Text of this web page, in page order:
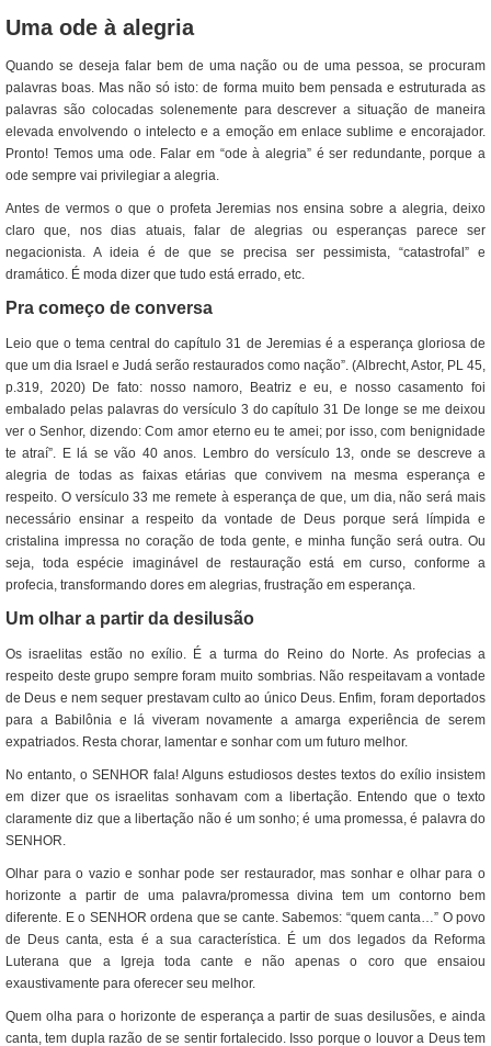
Uma ode à alegria
Quando se deseja falar bem de uma nação ou de uma pessoa, se procuram
palavras boas. Mas não só isto: de forma muito bem pensada e estruturada as
palavras são colocadas solenemente para descrever a situação de maneira
elevada envolvendo o intelecto e a emoção em enlace sublime e encorajador.
Pronto! Temos uma ode. Falar em “ode à alegria” é ser redundante, porque a
ode sempre vai privilegiar a alegria.
Antes de vermos o que o profeta Jeremias nos ensina sobre a alegria, deixo
claro que, nos dias atuais, falar de alegrias ou esperanças parece ser
negacionista. A ideia é de que se precisa ser pessimista, “catastrofal” e
dramático. É moda dizer que tudo está errado, etc.
Pra começo de conversa
Leio que o tema central do capítulo 31 de Jeremias é a esperança gloriosa de
que um dia Israel e Judá serão restaurados como nação”. (Albrecht, Astor, PL 45,
p.319, 2020) De fato: nosso namoro, Beatriz e eu, e nosso casamento foi
embalado pelas palavras do versículo 3 do capítulo 31 De longe se me deixou
ver o Senhor, dizendo: Com amor eterno eu te amei; por isso, com benignidade
te atraí”. E lá se vão 40 anos. Lembro do versículo 13, onde se descreve a
alegria de todas as faixas etárias que convivem na mesma esperança e
respeito. O versículo 33 me remete à esperança de que, um dia, não será mais
necessário ensinar a respeito da vontade de Deus porque será límpida e
cristalina impressa no coração de toda gente, e minha função será outra. Ou
seja, toda espécie imaginável de restauração está em curso, conforme a
profecia, transformando dores em alegrias, frustração em esperança.
Um olhar a partir da desilusão
Os israelitas estão no exílio. É a turma do Reino do Norte. As profecias a
respeito deste grupo sempre foram muito sombrias. Não respeitavam a vontade
de Deus e nem sequer prestavam culto ao único Deus. Enfim, foram deportados
para a Babilônia e lá viveram novamente a amarga experiência de serem
expatriados. Resta chorar, lamentar e sonhar com um futuro melhor.
No entanto, o SENHOR fala! Alguns estudiosos destes textos do exílio insistem
em dizer que os israelitas sonhavam com a libertação. Entendo que o texto
claramente diz que a libertação não é um sonho; é uma promessa, é palavra do
SENHOR.
Olhar para o vazio e sonhar pode ser restaurador, mas sonhar e olhar para o
horizonte a partir de uma palavra/promessa divina tem um contorno bem
diferente. E o SENHOR ordena que se cante. Sabemos: “quem canta…” O povo
de Deus canta, esta é a sua característica. É um dos legados da Reforma
Luterana que a Igreja toda cante e não apenas o coro que ensaiou
exaustivamente para oferecer seu melhor.
Quem olha para o horizonte de esperança a partir de suas desilusões, e ainda
canta, tem dupla razão de se sentir fortalecido. Isso porque o louvor a Deus tem